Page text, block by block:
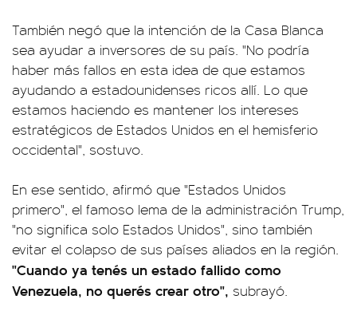
También negó que la intención de la Casa Blanca
sea ayudar a inversores de su país. "No podría
haber más fallos en esta idea de que estamos
ayudando a estadounidenses ricos allí. Lo que
estamos haciendo es mantener los intereses
estratégicos de Estados Unidos en el hemisferio
occidental", sostuvo.
En ese sentido, afirmó que "Estados Unidos
primero", el famoso lema de la administración Trump,
"no significa solo Estados Unidos", sino también
evitar el colapso de sus países aliados en la región.
"Cuando ya tenés un estado fallido como
Venezuela, no querés crear otro", subrayó.